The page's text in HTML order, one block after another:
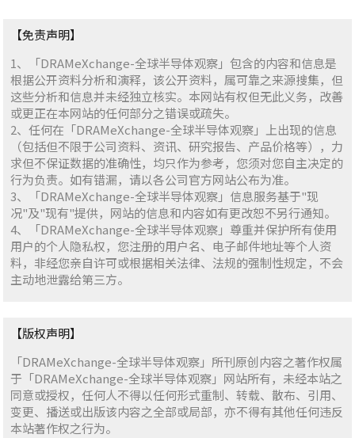
【免责声明】
1、「DRAMeXchange-全球半导体观察」包含的内容和信息是
根据公开资料分析和演释，该公开资料，属可靠之来源搜集，但
这些分析和信息并未经独立核实。本网站有权但无此义务，改善
或更正在本网站的任何部分之错误或疏失。
2、任何在「DRAMeXchange-全球半导体观察」上出现的信息
（包括但不限于公司资料、资讯、研究报告、产品价格等），力
求但不保证数据的准确性，均只作为参考，您须对您自主决定的
行为负责。如有错漏，请以各公司官方网站公布为准。
3、「DRAMeXchange-全球半导体观察」信息服务基于"现
况"及"现有"提供，网站的信息和内容如有更改恕不另行通知。
4、「DRAMeXchange-全球半导体观察」尊重并保护所有使用
用户的个人隐私权，您注册的用户名、电子邮件地址等个人资
料，非经您亲自许可或根据相关法律、法规的强制性规定，不会
主动地泄露给第三方。
【版权声明】
「DRAMeXchange-全球半导体观察」所刊原创内容之著作权属
于「DRAMeXchange-全球半导体观察」网站所有，未经本站之
同意或授权，任何人不得以任何形式重制、转载、散布、引用、
变更、播送或出版该内容之全部或局部，亦不得有其他任何违反
本站著作权之行为。